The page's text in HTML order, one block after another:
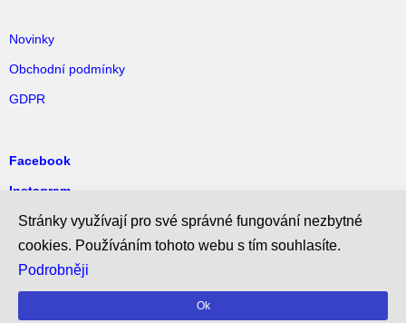
Novinky
Obchodní podmínky
GDPR
Facebook
Instagram
Pinterest
©2017–2026 Bylinky21 (Bylinkářství)
Stránky využívají pro své správné fungování nezbytné
cookies. Používáním tohoto webu s tím souhlasíte.
Podrobněji
Ok